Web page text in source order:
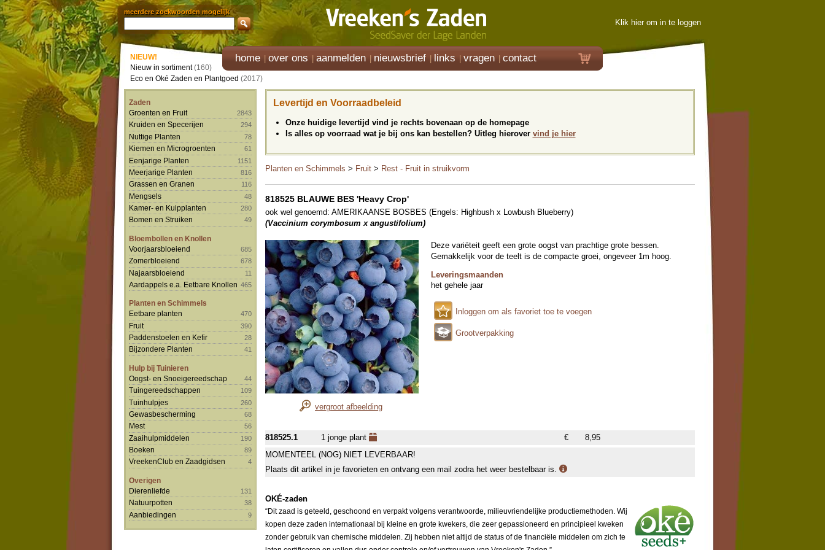
meerdere zoekwoorden mogelijk
Klik hier om in te loggen
home over ons aanmelden nieuwsbrief links vragen contact
NIEUW!
Nieuw in sortiment(160)
Eco en Oké Zaden en Plantgoed (2017)
Zaden
Groenten en Fruit
2843
Kruiden en Specerijen 294
Nuttige Planten 78
Kiemen en Microgroenten 61
Eenjarige Planten 1151
Meerjarige Planten 816
Grassen en Granen 116
Mengsels 48
Kamer- en Kuipplanten 280
Bomen en Struiken 49
Bloembollen en Knollen
Voorjaarsbloeiend
685
Zomerbloeiend 678
Najaarsbloeiend 11
Aardappels e.a. Eetbare Knollen 465
Planten en Schimmels
Eetbare planten
470
Fruit 390
Paddenstoelen en Kefir 28
Bijzondere Planten 41
Hulp bij Tuinieren
Oogst- en Snoeigereedschap
44
Tuingereedschappen 109
Tuinhulpjes 260
Gewasbescherming 68
Mest 56
Zaaihulpmiddelen 190
Boeken 89
VreekenClub en Zaadgidsen 4
Overigen
Dierenliefde
131
Natuurpotten 38
Aanbiedingen 9
Levertijd en Voorraadbeleid
Onze huidige levertijd vind je rechts bovenaan op de homepage
Is alles op voorraad wat je bij ons kan bestellen? Uitleg hierover vind je hier
Planten en Schimmels > Fruit > Rest - Fruit in struikvorm
818525 BLAUWE BES 'Heavy Crop'
ook wel genoemd: AMERIKAANSE BOSBES (Engels: Highbush x Lowbush Blueberry)
(Vaccinium corymbosum x angustifolium)
vergroot afbeelding
Deze variëteit geeft een grote oogst van prachtige grote bessen.
Gemakkelijk voor de teelt is de compacte groei, ongeveer 1m hoog.
Leveringsmaanden
het gehele jaar
Inloggen om als favoriet toe te voegen
Grootverpakking
818525.1 1 jonge plant €
8,95
MOMENTEEL (NOG) NIET LEVERBAAR!
Plaats dit artikel in je favorieten en ontvang een mail zodra het weer bestelbaar is.
OKÉ-zaden
“Dit zaad is geteeld, geschoond en verpakt volgens verantwoorde, milieuvriendelijke productiemethoden. Wij
kopen deze zaden internationaal bij kleine en grote kwekers, die zeer gepassioneerd en principieel kweken
zonder gebruik van chemische middelen. Zij hebben niet altijd de status of de financiële middelen om zich te